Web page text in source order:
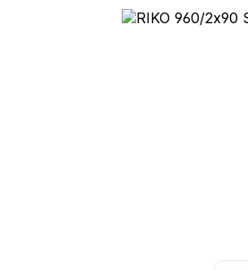
Bildergalerie überspringen